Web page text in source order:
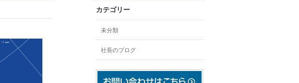
カテゴリー
未分類
社長のブログ